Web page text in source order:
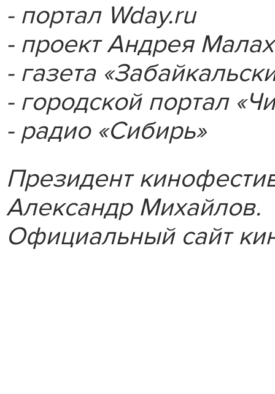
- портал Wday.ru
- проект Андрея
- газета
- городской портал
- радио «Сибирь»
Президент
Александр Михайлов.
Официальный сайт